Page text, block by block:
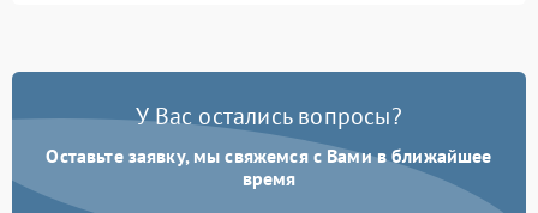
У Вас остались вопросы?
Оставьте заявку, мы свяжемся с Вами в ближайшее
время